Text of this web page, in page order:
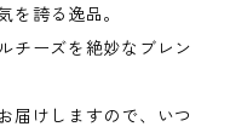
を誇る逸品。
チーズを絶妙なブレン
届けしますので、いつ